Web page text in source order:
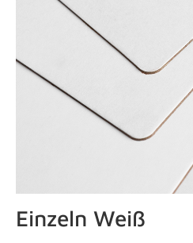
Einzeln Weiß